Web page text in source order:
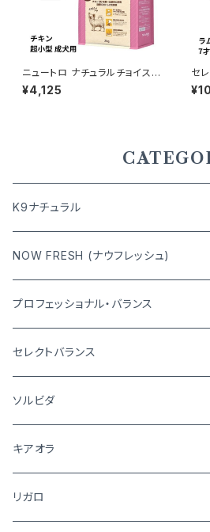
ニュートロ ナチュラルチョイス
チキン＆玄米 超小型犬用 成犬
用 2kg 4562358780097
¥4,125
セ
ア
7kg
K9ナチュラル
NOW FRESH (ナウフレッシュ)
プロフェッショナル・バランス
セレクトバランス
ソルビダ
キアオラ
リガロ